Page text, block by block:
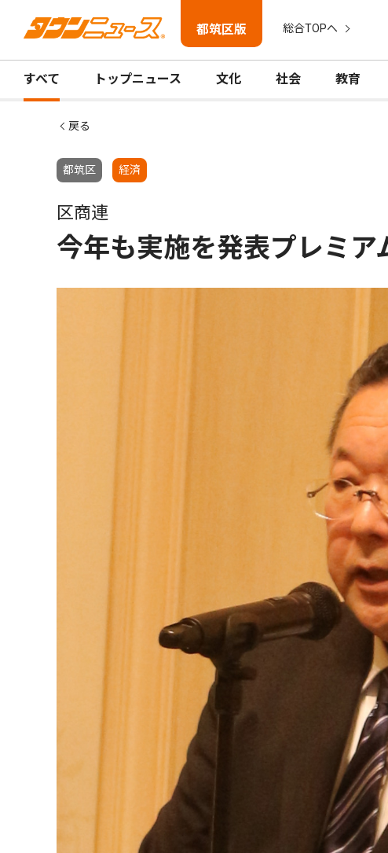
都筑区版 総合TOPへ
すべて トップニュース 文化 社会 教育
戻る
都筑区 経済
区商連
今年も実施を発表プレミア